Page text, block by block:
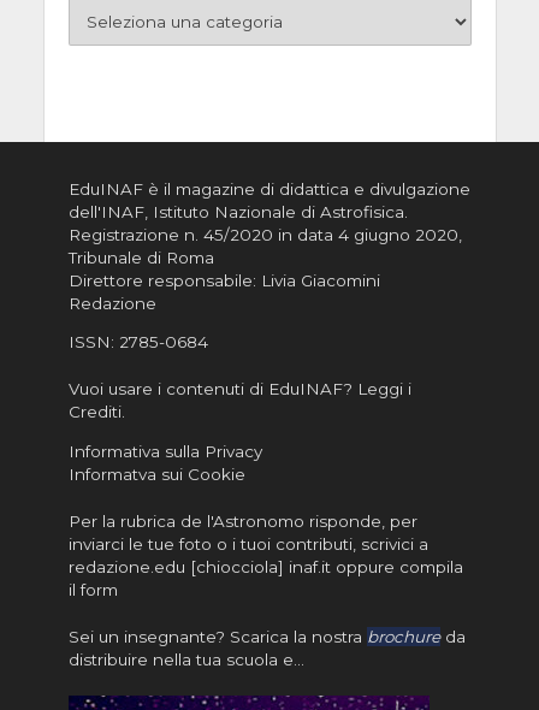
EduINAF è il magazine di didattica e divulgazione
dell'INAF, Istituto Nazionale di Astrofisica
Registrazione n. 45/2020 in data 4 giugno 2020,
Tribunale di Roma
Direttore responsabile: Livia Giacomini
Redazione
ISSN: 2785-0684
Vuoi usare i contenuti di EduINAF? Leggi i
Crediti.
Informativa sulla Privacy
Informatva sui Cookie
Per la rubrica de l'Astronomo risponde, per
inviarci le tue foto o i tuoi contributi, scrivici a
redazione.edu [chiocciola] inaf.it oppure compila
il form
Sei un insegnante? Scarica la nostra brochureda
distribuire nella tua scuola e…